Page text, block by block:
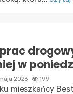
w
2026 199
mieszkańcy